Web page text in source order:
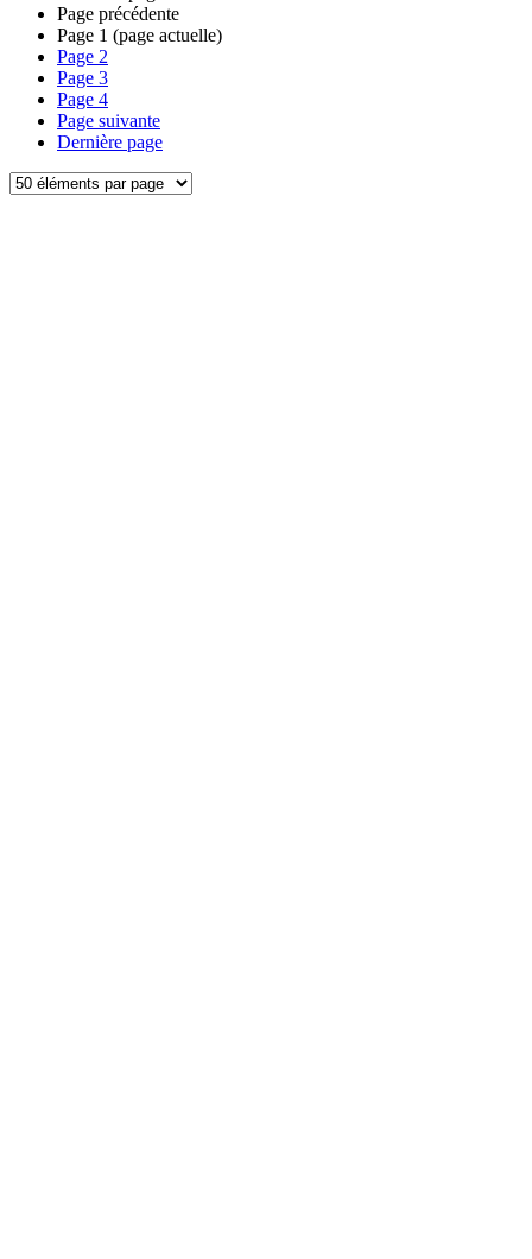
Page précédente
Page 1 (page actuelle)
Page 2
Page 3
Page 4
Page suivante
Dernière page